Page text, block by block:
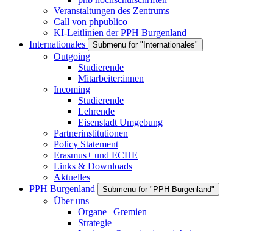
Veranstaltungen des Zentrums
Call von phpublico
KI-Leitlinien der PPH Burgenland
Internationales
Submenu for "Internationales"
Outgoing
Studierende
Mitarbeiter:innen
Incoming
Studierende
Lehrende
Eisenstadt Umgebung
Partnerinstitutionen
Policy Statement
Erasmus+ und ECHE
Links & Downloads
Aktuelles
PPH Burgenland
Submenu for "PPH Burgenland"
Über uns
Organe | Gremien
Strategie